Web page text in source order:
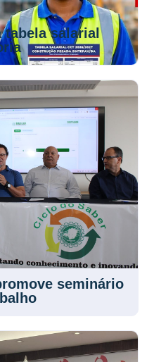
tabela salarial
seminário